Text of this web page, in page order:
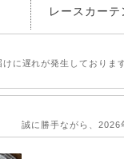
レースカーテ
に遅れが発生しており
誠に勝手ながら、